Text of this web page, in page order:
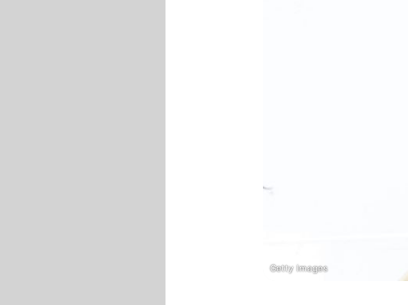
Getty Images